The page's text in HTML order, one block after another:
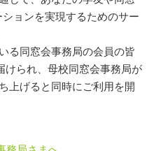
ョンを実現するためのサー
る同窓会事務局の会員の皆
けられ、母校同窓会事務局が
上げると同時にご利用を開